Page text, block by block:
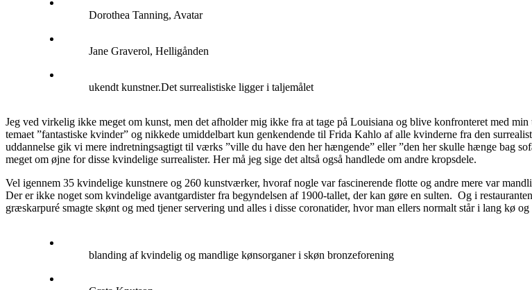
Dorothea Tanning, Avatar
Jane Graverol, Helligånden
ukendt kunstner.Det surrealistiske ligger i taljemålet
Jeg ved virkelig ikke meget om kunst, men det afholder mig ikke fra at tage på Louisiana og blive konfronteret med
temaet ”fantastiske kvinder” og nikkede umiddelbart kun genkendende til Frida Kahlo af alle kvinderne fra den
uddannelse gik vi mere indretningsagtigt til værks ”ville du have den her hængende” eller ”den her skulle hænge bag
meget om øjne for disse kvindelige surrealister. Her må jeg sige det altså også handlede om andre kropsdele.
Vel igennem 35 kvindelige kunstnere og 260 kunstværker, hvoraf nogle var fascinerende flotte og andre mere var
Der er ikke noget som kvindelige avantgardister fra begyndelsen af 1900-tallet, der kan gøre en sulten. Og i
græskarpuré smagte skønt og med tjener servering und alles i disse coronatider, hvor man ellers normalt står i lang kø
blanding af kvindelig og mandlige kønsorganer i skøn bronzeforening